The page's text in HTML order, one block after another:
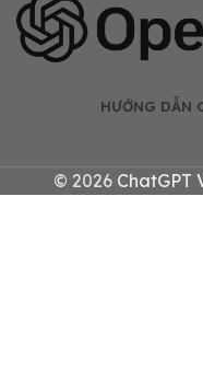
HƯỚNG DẪN
© 2026 ChatGPT